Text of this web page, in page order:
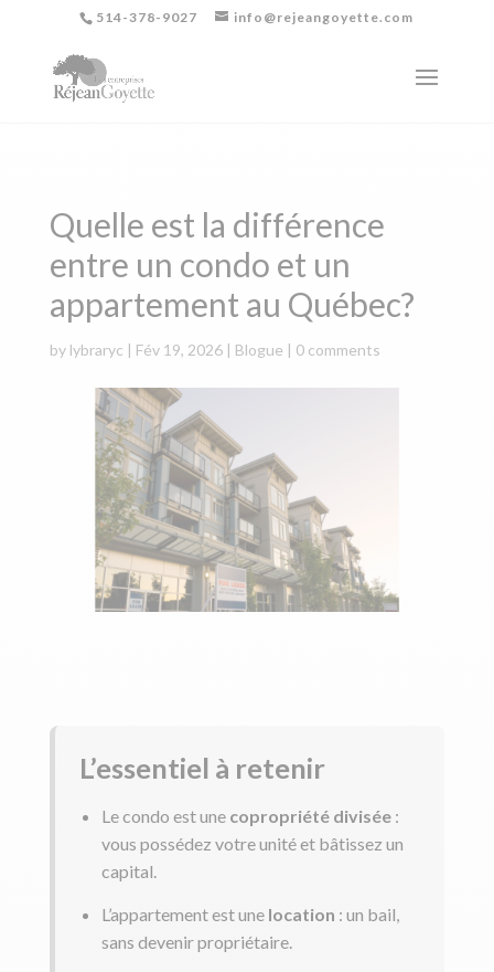
514-378-9027 info@rejeangoyette.com
Quelle est la différence
entre un condo et un
appartement au Québec?
by lybraryc | Fév 19, 2026| Blogue | 0 comments
L’essentiel à retenir
Le condo est une copropriété divisée:
vous possédez votre unité et bâtissez un
capital.
L’appartement est une location : un bail,
sans devenir propriétaire.